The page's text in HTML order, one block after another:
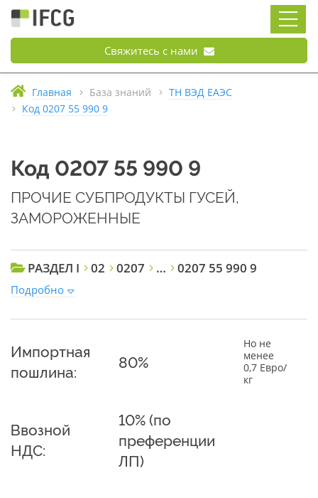
Свяжитесь с нами
Главная База знаний
ТН ВЭД ЕАЭС
Код 0207 55 990 9
Код 0207 55 990 9
ПРОЧИЕ СУБПРОДУКТЫ ГУСЕЙ,
ЗАМОРОЖЕННЫЕ
РАЗДЕЛ I 02 0207 … 0207 55 990 9
Подробно
Импортная
пошлина:
80%
Но не
менее
0,7 Евро/
кг
Ввозной
НДС:
10% (по
преференции
ЛП)